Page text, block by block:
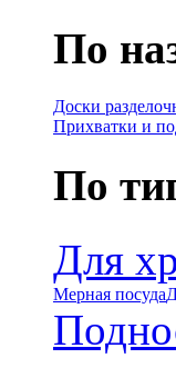
По
Доски
Прихватки и
По
Для
Мерная посуда